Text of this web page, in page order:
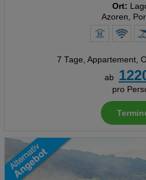
Ort:
Azoren,
7 Tage, Appartement,
ab
pro